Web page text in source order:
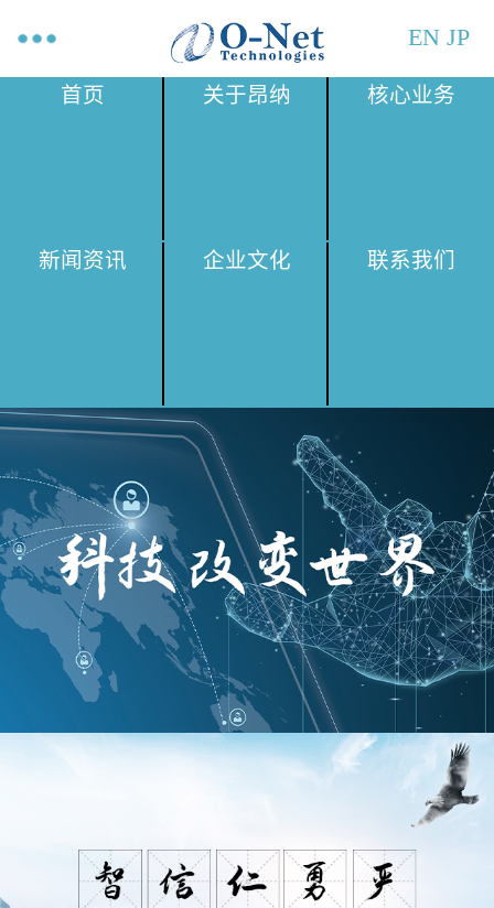
EN JP
首页 关于昂纳 核心业务
新闻资讯 企业文化 联系我们